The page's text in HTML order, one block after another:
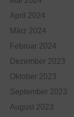
April 2024
März 2024
Februar 2024
Dezember 2023
Oktober 2023
September 2023
August 2023